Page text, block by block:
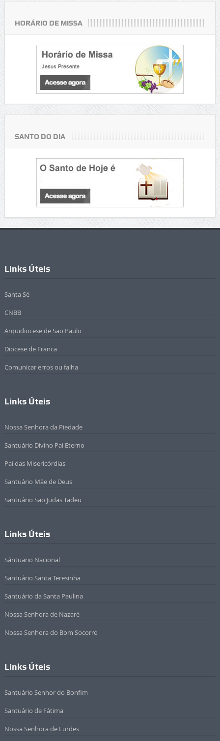
HORÁRIO DE MISSA
SANTO DO DIA
Links Úteis
Santa Sé
CNBB
Arquidiocese de São Paulo
Diocese de Franca
Comunicar erros ou falha
Links Úteis
Nossa Senhora da Piedade
Santuário Divino Pai Eterno
Pai das Misericórdias
Santuário Mãe de Deus
Santuário São Judas Tadeu
Links Úteis
Sántuario Nacional
Santuário Santa Teresinha
Santuário da Santa Paulina
Nossa Senhora de Nazaré
Nossa Senhora do Bom Socorro
Links Úteis
Santuário Senhor do Bonfim
Santuário de Fátima
Nossa Senhora de Lurdes